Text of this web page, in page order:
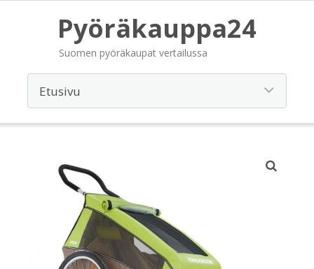
Pyöräkauppa24
Suomen pyöräkaupat vertailussa